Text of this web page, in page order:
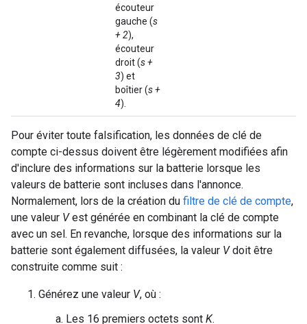
écouteur
gauche (s
+ 2),
écouteur
droit (s +
3) et
boîtier (s +
4).
Pour éviter toute falsification, les données de clé de
compte ci-dessus doivent être légèrement modifiées afin
d'inclure des informations sur la batterie lorsque les
valeurs de batterie sont incluses dans l'annonce.
Normalement, lors de la création du filtre de clé de compte,
une valeur Vest générée en combinant la clé de compte
avec un sel. En revanche, lorsque des informations sur la
batterie sont également diffusées, la valeur Vdoit être
construite comme suit :
Générez une valeur V, où :
Les 16 premiers octets sont K.